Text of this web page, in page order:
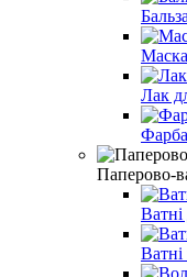
Лак
Паперово-